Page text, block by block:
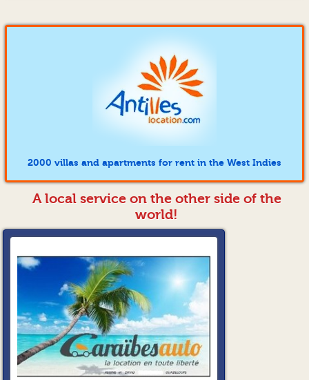
2000 villas and apartments for rent in the West Indies
A local service on the other side of the
world!